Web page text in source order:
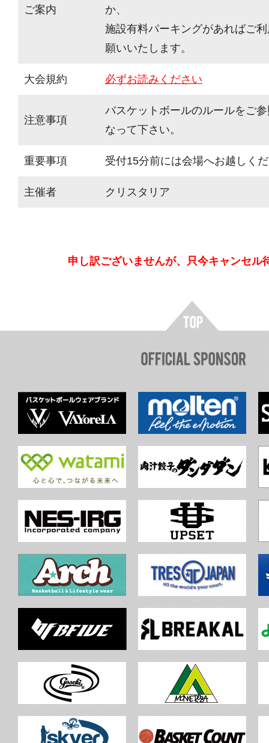
ご案内
か、
施設有料パーキングがあればご
願いいたします。
大会規約 必ずお読みください
注意事項
バスケットボールのルールをご
なって下さい。
重要事項 受付15分前には会場へお越しく
主催者 クリスタリア
申し訳ございませんが、只今キャンセル